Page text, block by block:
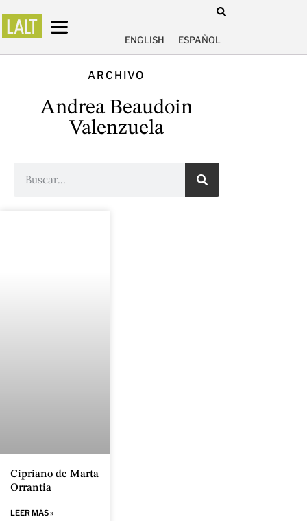
ENGLISH ESPAÑOL
ARCHIVO
Andrea Beaudoin
Valenzuela
Cipriano de Marta
Orrantia
LEER MÁS »